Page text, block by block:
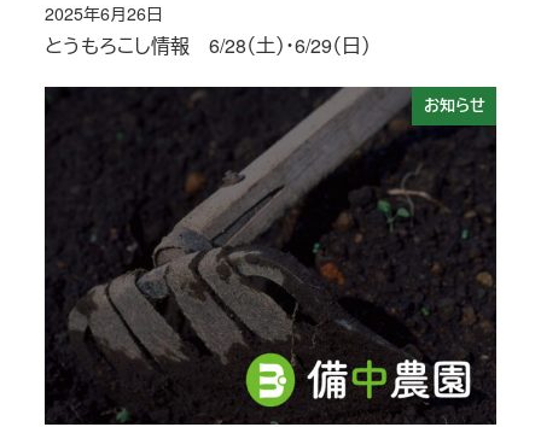
とうもろこし情報 6/28（土）・6/29（日）
投稿日
2025年6月26日
お知らせ